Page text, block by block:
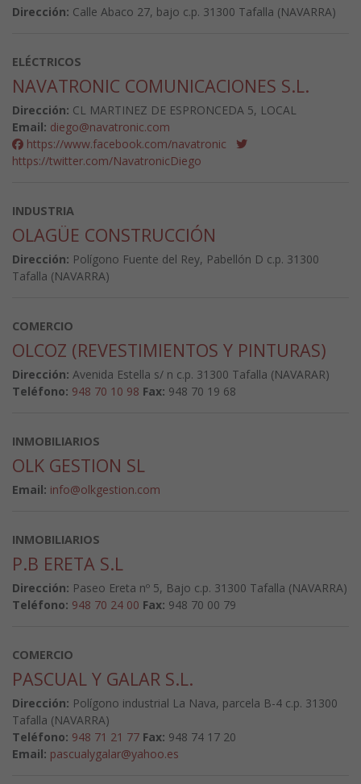
Dirección: Calle Abaco 27, bajo c.p. 31300 Tafalla (NAVARRA)
ELÉCTRICOS
NAVATRONIC COMUNICACIONES S.L.
Dirección: CL MARTINEZ DE ESPRONCEDA 5, LOCAL
Email: diego@navatronic.com
https://www.facebook.com/navatronic
https://twitter.com/NavatronicDiego
INDUSTRIA
OLAGÜE CONSTRUCCIÓN
Dirección: Polígono Fuente del Rey, Pabellón D c.p. 31300
Tafalla (NAVARRA)
COMERCIO
OLCOZ (REVESTIMIENTOS Y PINTURAS)
Dirección: Avenida Estella s/ n c.p. 31300 Tafalla (NAVARAR)
Teléfono: 948 70 10 98 Fax: 948 70 19 68
INMOBILIARIOS
OLK GESTION SL
Email: info@olkgestion.com
INMOBILIARIOS
P.B ERETA S.L
Dirección: Paseo Ereta nº 5, Bajo c.p. 31300 Tafalla (NAVARRA)
Teléfono: 948 70 24 00 Fax: 948 70 00 79
COMERCIO
PASCUAL Y GALAR S.L.
Dirección: Polígono industrial La Nava, parcela B-4 c.p. 31300
Tafalla (NAVARRA)
Teléfono: 948 71 21 77 Fax: 948 74 17 20
Email: pascualygalar@yahoo.es